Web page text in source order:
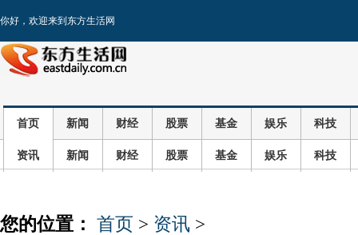
你好，欢迎来到东方生活网
首页 新闻 财经 股票 基金 娱乐 科技
资讯 新闻 财经 股票 基金 娱乐 科技
您的位置： 首页 > 资讯 >